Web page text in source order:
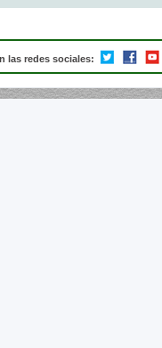
las redes sociales: